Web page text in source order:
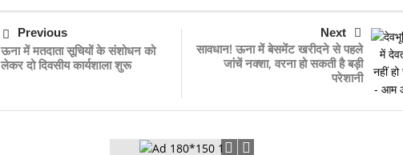
Previous
ऊना में मतदाता सूचियों के संशोधन को
लेकर दो दिवसीय कार्यशाला शुरू
Next
सावधान! ऊना में बेसमेंट खरीदने से पहले
जांचें नक्शा, वरना हो सकती है बड़ी
परेशानी